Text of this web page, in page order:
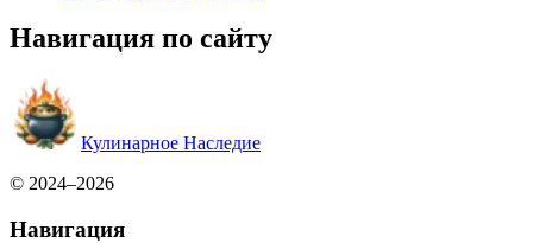
Навигация по сайту
Кулинарное Наследие
© 2024–2026
Навигация